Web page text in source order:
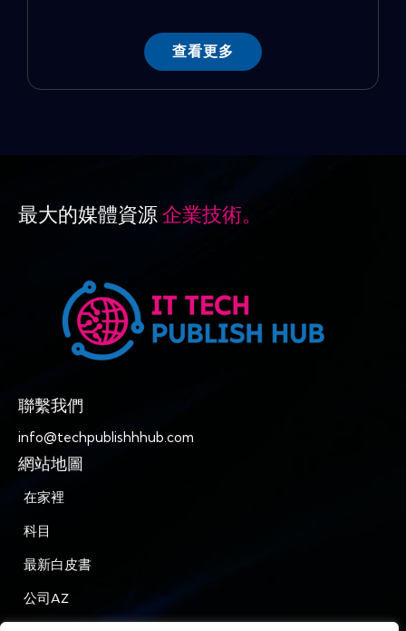
查看更多
最大的媒體資源 企業技術。
聯繫我們
info@techpublishhhub.com
網站地圖
在家裡
科目
最新白皮書
公司AZ